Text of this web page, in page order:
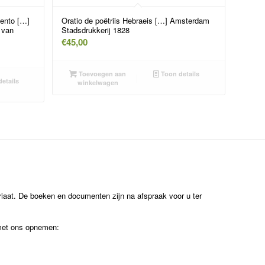
[…]
Oratio de poëtriis Hebraeis […] Amsterdam
Stadsdrukkerij 1828
€45,00
Toevoegen aan
winkelwagen
Toon details
De boeken en documenten zijn na afspraak voor u ter
ons opnemen: